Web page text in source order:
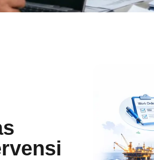
persetujuan
optimalisasi